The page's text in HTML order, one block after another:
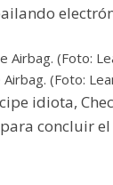
(Foto:
idiota,
concluir